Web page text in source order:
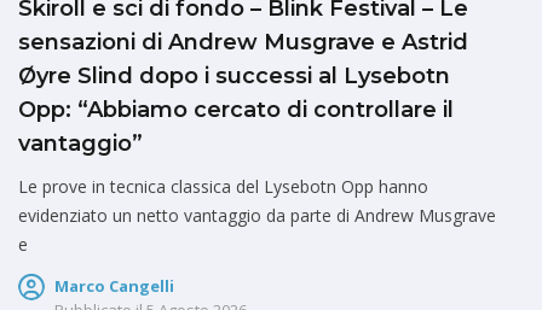
Skiroll e sci di fondo – Blink Festival – Le
sensazioni di Andrew Musgrave e Astrid
Øyre Slind dopo i successi al Lysebotn
Opp: “Abbiamo cercato di controllare il
vantaggio”
Le prove in tecnica classica del Lysebotn Opp hanno
evidenziato un netto vantaggio da parte di Andrew Musgrave
e
Marco Cangelli